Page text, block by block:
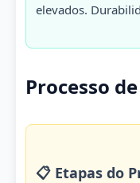
elevados.
Processo
📋 Etapas do